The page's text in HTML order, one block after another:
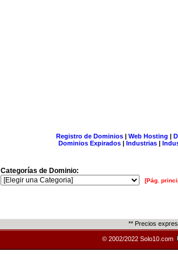
Registro de Dominios| Web Hosting |
Dominios Expirados | Industrias |
Categorías de Dominio:
[Pág.
** Precios
© 2002/2022 Solo10.com